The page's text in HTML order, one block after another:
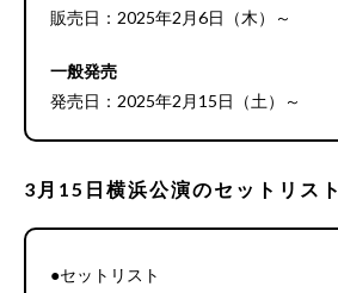
販売日：2025年2月6日（木）～
一般発売
発売日：2025年2月15日（土）～
3月15日横浜公演のセットリスト
●セットリスト